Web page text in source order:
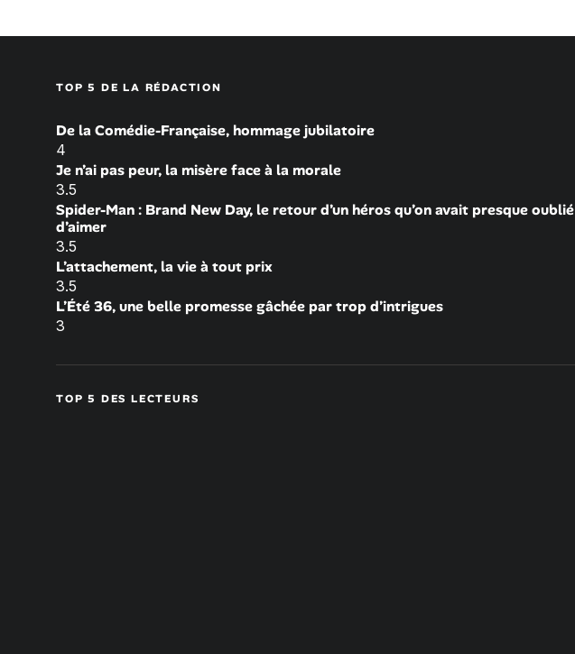
TOP 5 DE LA RÉDACTION
De la Comédie-Française, hommage jubilatoire
4
Je n’ai pas peur, la misère face à la morale
3.5
Spider-Man : Brand New Day, le retour d’un héros qu’on avait presque oublié
d’aimer
3.5
L’attachement, la vie à tout prix
3.5
L’Été 36, une belle promesse gâchée par trop d’intrigues
3
TOP 5 DES LECTEURS